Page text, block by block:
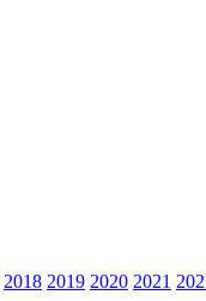
2018 2019 2020 2021